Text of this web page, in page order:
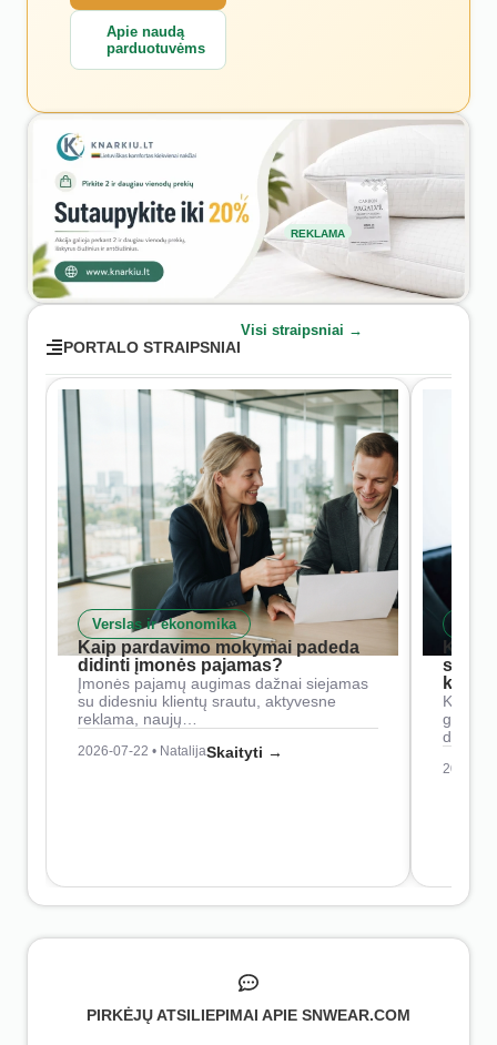
Apie naudą
parduotuvėms
REKLAMA
PORTALO STRAIPSNIAI
Visi straipsniai →
Verslas ir ekonomika
Kaip pardavimo mokymai padeda
didinti įmonės pajamas?
Įmonės pajamų augimas dažnai siejamas
su didesniu klientų srautu, aktyvesne
reklama, naujų…
2026-07-22 • NatalijaSkaityti →
Kaip
2026-
PIRKĖJŲ ATSILIEPIMAI APIE SNWEAR.COM